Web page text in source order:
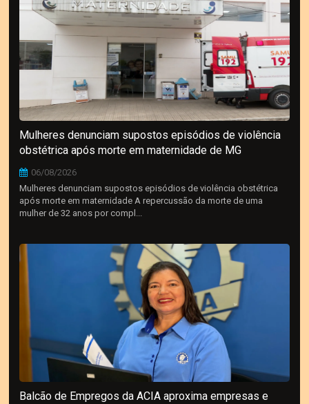
Mulheres denunciam supostos episódios de violência
obstétrica após morte em maternidade de MG
06/08/2026
Mulheres denunciam supostos episódios de violência obstétrica
após morte em maternidade A repercussão da morte de uma
mulher de 32 anos por compl...
Balcão de Empregos da ACIA aproxima empresas e